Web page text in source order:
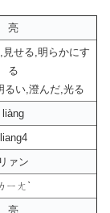
亮
,見せる,明らかにす
る
るい,澄んだ,光る
liàng
liang4
リァン
ㄧㄤˋ
亮